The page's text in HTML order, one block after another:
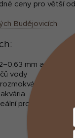
ceny pro větší
Budějovicích
mm a 0,8–2,3
vody
pro zimní období